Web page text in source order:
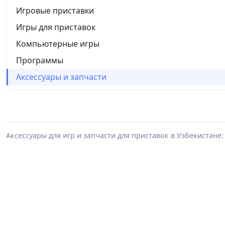
Игровые приставки
Игры для приставок
Компьютерные игры
Программы
Аксессуары и запчасти
Аксессуары для игр и запчасти для приставок в